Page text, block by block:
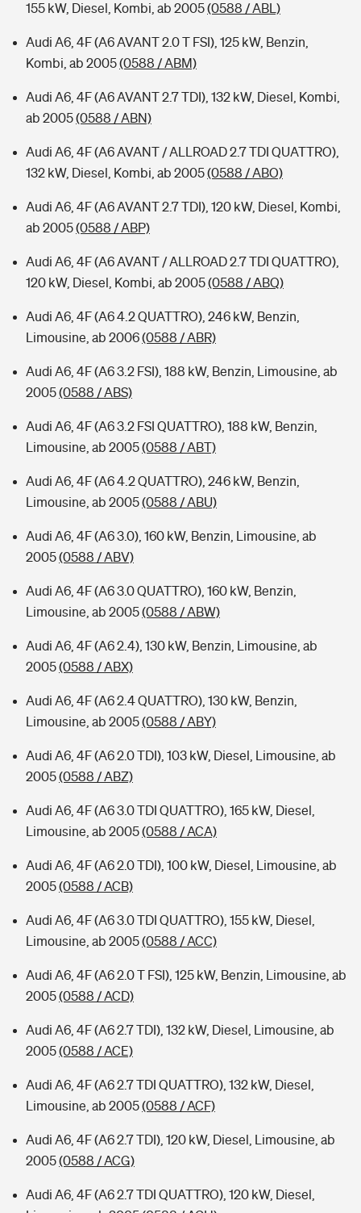
155 kW, Diesel, Kombi, ab 2005(0588 / ABL)
Audi A6, 4F (A6 AVANT 2.0 T FSI), 125 kW, Benzin,
Kombi, ab 2005(0588 / ABM)
Audi A6, 4F (A6 AVANT 2.7 TDI), 132 kW, Diesel, Kombi,
ab 2005(0588 / ABN)
Audi A6, 4F (A6 AVANT / ALLROAD 2.7 TDI QUATTRO),
132 kW, Diesel, Kombi, ab 2005(0588 / ABO)
Audi A6, 4F (A6 AVANT 2.7 TDI), 120 kW, Diesel, Kombi,
ab 2005(0588 / ABP)
Audi A6, 4F (A6 AVANT / ALLROAD 2.7 TDI QUATTRO),
120 kW, Diesel, Kombi, ab 2005(0588 / ABQ)
Audi A6, 4F (A6 4.2 QUATTRO), 246 kW, Benzin,
Limousine, ab 2006(0588 / ABR)
Audi A6, 4F (A6 3.2 FSI), 188 kW, Benzin, Limousine, ab
2005(0588 / ABS)
Audi A6, 4F (A6 3.2 FSI QUATTRO), 188 kW, Benzin,
Limousine, ab 2005(0588 / ABT)
Audi A6, 4F (A6 4.2 QUATTRO), 246 kW, Benzin,
Limousine, ab 2005(0588 / ABU)
Audi A6, 4F (A6 3.0), 160 kW, Benzin, Limousine, ab
2005(0588 / ABV)
Audi A6, 4F (A6 3.0 QUATTRO), 160 kW, Benzin,
Limousine, ab 2005(0588 / ABW)
Audi A6, 4F (A6 2.4), 130 kW, Benzin, Limousine, ab
2005(0588 / ABX)
Audi A6, 4F (A6 2.4 QUATTRO), 130 kW, Benzin,
Limousine, ab 2005(0588 / ABY)
Audi A6, 4F (A6 2.0 TDI), 103 kW, Diesel, Limousine, ab
2005(0588 / ABZ)
Audi A6, 4F (A6 3.0 TDI QUATTRO), 165 kW, Diesel,
Limousine, ab 2005(0588 / ACA)
Audi A6, 4F (A6 2.0 TDI), 100 kW, Diesel, Limousine, ab
2005(0588 / ACB)
Audi A6, 4F (A6 3.0 TDI QUATTRO), 155 kW, Diesel,
Limousine, ab 2005(0588 / ACC)
Audi A6, 4F (A6 2.0 T FSI), 125 kW, Benzin, Limousine, ab
2005(0588 / ACD)
Audi A6, 4F (A6 2.7 TDI), 132 kW, Diesel, Limousine, ab
2005(0588 / ACE)
Audi A6, 4F (A6 2.7 TDI QUATTRO), 132 kW, Diesel,
Limousine, ab 2005(0588 / ACF)
Audi A6, 4F (A6 2.7 TDI), 120 kW, Diesel, Limousine, ab
2005(0588 / ACG)
Audi A6, 4F (A6 2.7 TDI QUATTRO), 120 kW, Diesel,